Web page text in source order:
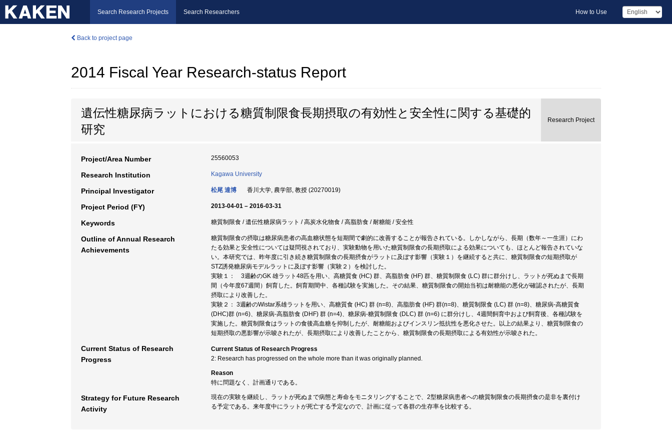
Search Research Projects Search Researchers How to Use
Back to project page
2014 Fiscal Year Research-status Report
遺伝性糖尿病ラットにおける糖質制限食長期摂取の有効性と安全性に関する基礎的
研究
Research Project
Project/Area Number 25560053
Research Institution Kagawa University
Principal Investigator 松尾 達博 香川大学, 農学部, 教授 (20270019)
Project Period (FY) 2013-04-01 – 2016-03-31
Keywords 糖質制限食 / 遺伝性糖尿病ラット / 高炭水化物食 / 高脂肪食 / 耐糖能 / 安全性
Outline of Annual Research
Achievements
糖質制限食の摂取は糖尿病患者の高血糖状態を短期間で劇的に改善することが報告されている。しかしながら、長期（数年～一生涯）にわ
たる効果と安全性については疑問視されており、実験動物を用いた糖質制限食の長期摂取による効果についても、ほとんど報告されていな
い。本研究では、昨年度に引き続き糖質制限食の長期摂食がラットに及ぼす影響（実験１）を継続すると共に、糖質制限食の短期摂取が
STZ誘発糖尿病モデルラットに及ぼす影響（実験２）を検討した。
実験１： 3週齢のGK 雄ラット48匹を用い、高糖質食 (HC) 群、高脂肪食 (HF) 群、糖質制限食 (LC) 群に群分けし、ラットが死ぬまで長期
間（今年度67週間）飼育した。飼育期間中、各種試験を実施した。その結果、糖質制限食の開始当初は耐糖能の悪化が確認されたが、長期
摂取により改善した。
実験２： 3週齢のWistar系雄ラットを用い、高糖質食 (HC) 群 (n=8)、高脂肪食 (HF) 群(n=8)、糖質制限食 (LC) 群 (n=8)、糖尿病-高糖質食
(DHC)群 (n=6)、糖尿病-高脂肪食 (DHF) 群 (n=4)、糖尿病-糖質制限食 (DLC) 群 (n=6) に群分けし、4週間飼育中および飼育後、各種試験を
実施した。糖質制限食はラットの食後高血糖を抑制したが、耐糖能およびインスリン抵抗性を悪化させた。以上の結果より、糖質制限食の
短期摂取の悪影響が示唆されたが、長期摂取により改善したことから、糖質制限食の長期摂取による有効性が示唆された。
Current Status of Research
Progress
Current Status of Research Progress
2: Research has progressed on the whole more than it was originally planned.
Reason
特に問題なく、計画通りである。
Strategy for Future Research
Activity
現在の実験を継続し、ラットが死ぬまで病態と寿命をモニタリングすることで、2型糖尿病患者への糖質制限食の長期摂食の是非を裏付け
る予定である。来年度中にラットが死亡する予定なので、計画に従って各群の生存率を比較する。